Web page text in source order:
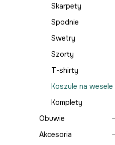
Spódnice
Stroje kąpielowe
Sukienki
Swetry
T-shirty
Breloki i smycze
Paski
Portfele
Kosmetyczki
Ręczniki plażowe
Akcesoria plażowe
Parasole
Rękawiczki
Ubrania i akcesoria
Skarpety
Spodnie
Swetry
Szorty
T-shirty
Koszule na wesele
Komplety
Obuwie
Klapki i sandały
Akcesoria